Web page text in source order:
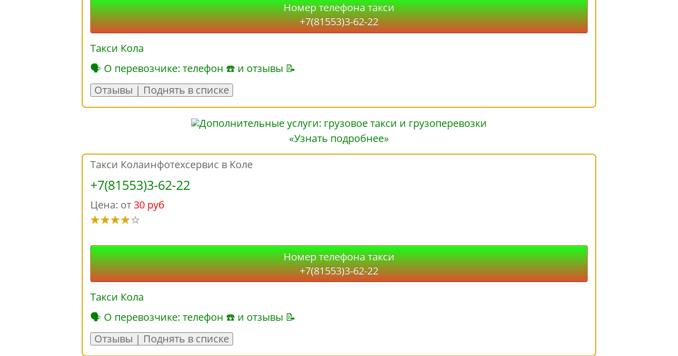
Номер телефона такси
+7(81553)3-62-22
Такси Кола
🗣 О перевозчике: телефон ☎ и отзывы 📝
Отзывы | Поднять в списке
«Узнать подробнее»
Такси Колаинфотехсервис в Коле
+7(81553)3-62-22
Цена: от 30 руб
Номер телефона такси
+7(81553)3-62-22
Такси Кола
🗣 О перевозчике: телефон ☎ и отзывы 📝
Отзывы | Поднять в списке